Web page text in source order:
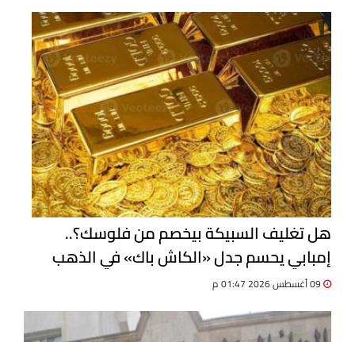
هل تغليف السبيكة بيخصم من فلوسك؟..
إمبابي يحسم جدل «الكاش باك» في الذهب